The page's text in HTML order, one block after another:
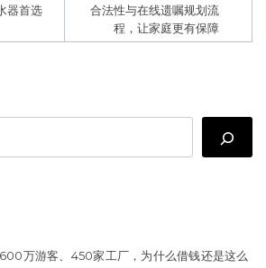
器首选
合法性与在线遗嘱规划流
程，让家庭更有保障
万游客、450家工厂，为什么借钱还是这么